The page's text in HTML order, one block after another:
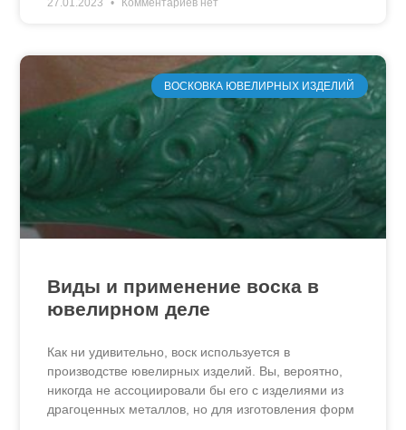
27.01.2023 Комментариев нет
ВОСКОВКА ЮВЕЛИРНЫХ ИЗДЕЛИЙ
Виды и применение воска в
ювелирном деле
Как ни удивительно, воск используется в
производстве ювелирных изделий. Вы, вероятно,
никогда не ассоциировали бы его с изделиями из
драгоценных металлов, но для изготовления форм